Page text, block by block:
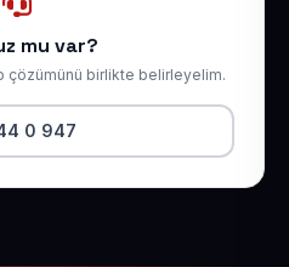
mu var?
çözümünü birlikte belirleyelim.
0 947